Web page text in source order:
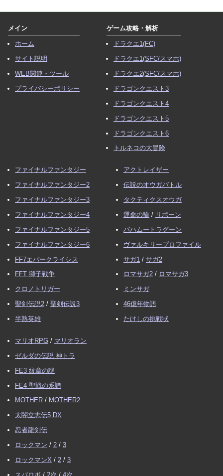
メイン
ホーム
サイト説明
WEB関連・ツール
プライバシーポリシー
ゲーム攻略・解析
ドラクエ1(FC)
ドラクエ1(SFC/スマホ)
ドラクエ2(SFC/スマホ)
ドラゴンクエスト3
ドラゴンクエスト4
ドラゴンクエスト5
ドラゴンクエスト6
トルネコの大冒険
ファイナルファンタジー
ファイナルファンタジー2
ファイナルファンタジー3
ファイナルファンタジー4
ファイナルファンタジー5
ファイナルファンタジー6
FF7エバークライシス
FFT 獅子戦争
クロノトリガー
聖剣伝説2 / 聖剣伝説3
半熟英雄
アクトレイザー
伝説のオウガバトル
タクティクスオウガ
運命の輪 / リボーン
バハムートラグーン
ヴァルキリープロファイル
サガ1 / サガ2
ロマサガ2 / ロマサガ3
ミンサガ
46億年物語
たけしの挑戦状
マリオRPG / マリオラン
ゼルダの伝説 神トラ
FE3 紋章の謎
FE4 聖戦の系譜
MOTHER / MOTHER2
太閤立志伝5 DX
忍者龍剣伝
ロックマン / 2 / 3
ロックマンX / 2 / 3